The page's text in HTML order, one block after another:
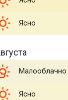
Ясно
Малооблачно
Ясно